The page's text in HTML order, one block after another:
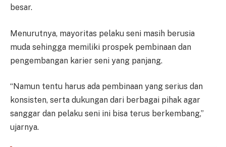
besar.
Menurutnya, mayoritas pelaku seni masih berusia
muda sehingga memiliki prospek pembinaan dan
pengembangan karier seni yang panjang.
“Namun tentu harus ada pembinaan yang serius dan
konsisten, serta dukungan dari berbagai pihak agar
sanggar dan pelaku seni ini bisa terus berkembang,”
ujarnya.